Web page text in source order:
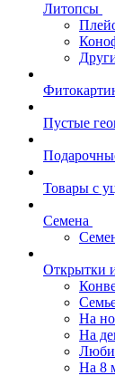
Литопсы
Пустые
Товары с
Семена
Открытки
На
На
На 8